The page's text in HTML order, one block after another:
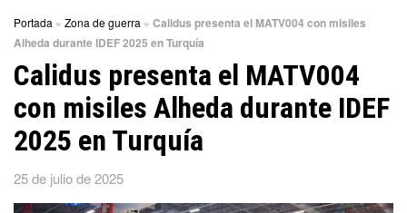
Portada » Zona de guerra » Calidus presenta el MATV004 con misiles
Alheda durante IDEF 2025 en Turquía
Calidus presenta el MATV004
con misiles Alheda durante IDEF
2025 en Turquía
25 de julio de 2025